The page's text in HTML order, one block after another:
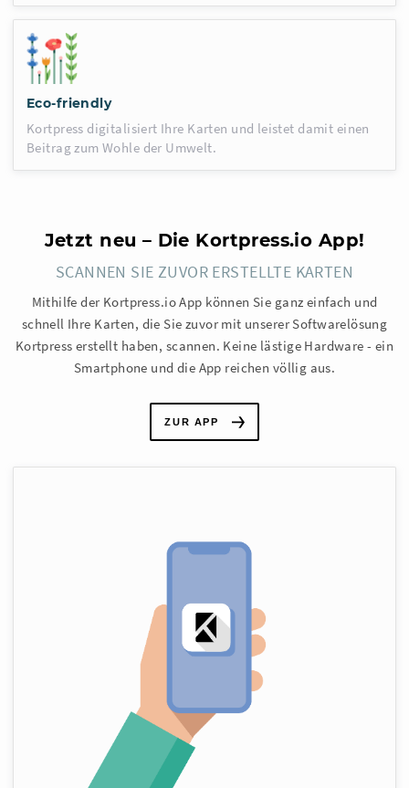
Eco-friendly
Kortpress digitalisiert Ihre Karten und leistet damit einen
Beitrag zum Wohle der Umwelt.
Jetzt neu – Die Kortpress.io App!
SCANNEN SIE ZUVOR ERSTELLTE KARTEN
Mithilfe der Kortpress.io App können Sie ganz einfach und
schnell Ihre Karten, die Sie zuvor mit unserer Softwarelösung
Kortpress erstellt haben, scannen. Keine lästige Hardware - ein
Smartphone und die App reichen völlig aus.
ZUR APP